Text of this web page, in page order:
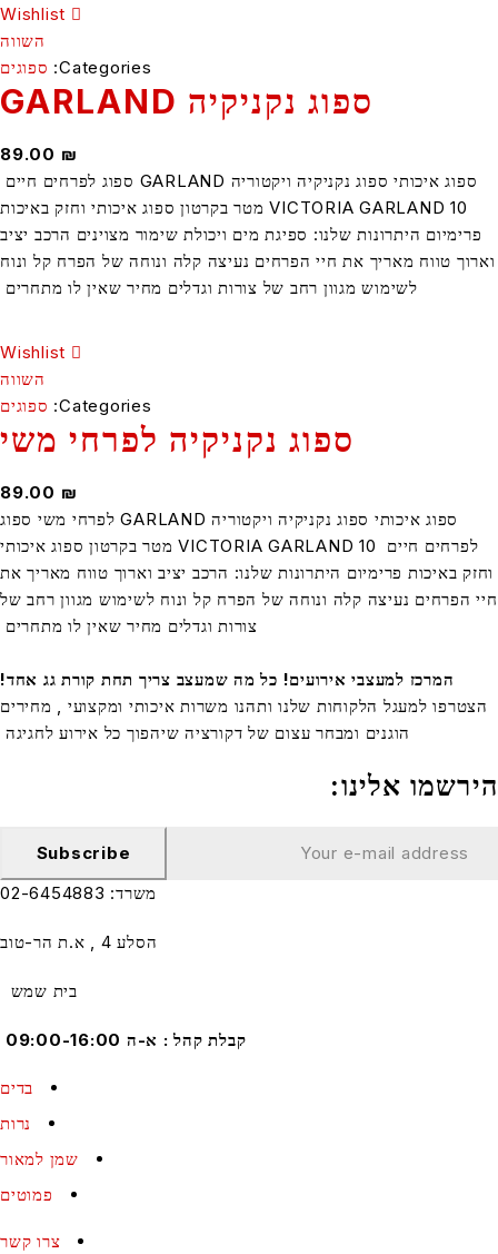
Wishlist
השווה
Categories: ספוגים
ספוג נקניקיה GARLAND
89.00
ספוג איכותי ספוג נקניקיה ויקטוריה GARLAND ספוג לפרחים חיים
VICTORIA GARLAND 10 מטר בקרטון ספוג איכותי וחזק באיכות
היתרונות שלנו: ספיגת מים ויכולת שימור מצוינים הרכב יציב
טווח מאריך את חיי הפרחים נעיצה קלה ונוחה של הפרח קל ונוח
לשימוש מגוון רחב של צורות וגדלים מחיר שאין לו מתחרים
Wishlist
השווה
Categories: ספוגים
ספוג נקניקיה לפרחי משי
89.00
ספוג איכותי ספוג נקניקיה ויקטוריה GARLAND לפרחי משי ספוג
לפרחים חיים VICTORIA GARLAND 10 מטר בקרטון ספוג איכותי
פרימיום היתרונות שלנו: הרכב יציב וארוך טווח מאריך את
נעיצה קלה ונוחה של הפרח קל ונוח לשימוש מגוון רחב של
צורות וגדלים מחיר שאין לו מתחרים
המרכז למעצבי אירועים! כל מה שמעצב צריך תחת קורת גג אחד!
למעגל הלקוחות שלנו ותהנו משרות איכותי ומקצועי , מחירים
הוגנים ומבחר עצום של דקורציה שיהפוך כל אירוע לחגיגה
אלינו:
Subscribe
משרד: 02-6454883
הסלע 4 , א.ת הר-טוב
בית שמש
קבלת קהל : א-ה 09:00-16:00
בדים
נרות
שמן למאור
פמוטים
צרו קשר